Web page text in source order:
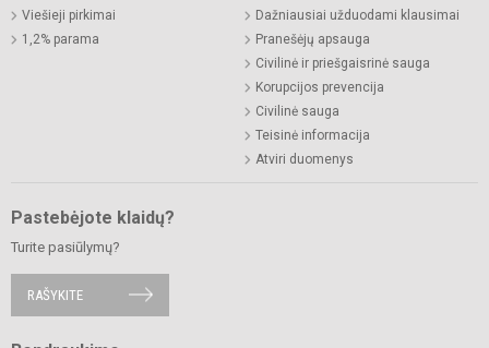
Viešieji pirkimai
1,2% parama
Dažniausiai užduodami klausimai
Pranešėjų apsauga
Civilinė ir priešgaisrinė sauga
Korupcijos prevencija
Civilinė sauga
Teisinė informacija
Atviri duomenys
Pastebėjote klaidų?
Turite pasiūlymų?
RAŠYKITE